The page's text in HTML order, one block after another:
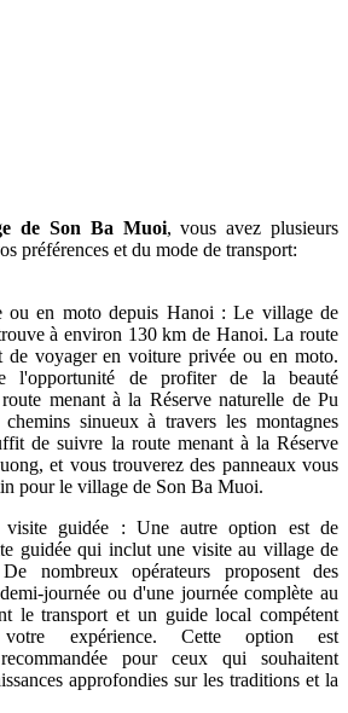
de Son Ba Muoi, vous avez plusieurs
préférences et du mode de transport:
ou en moto depuis Hanoi : Le village de
à environ 130 km de Hanoi. La route
de voyager en voiture privée ou en moto.
l'opportunité de profiter de la beauté
menant à la Réserve naturelle de Pu
sinueux à travers les montagnes
de suivre la route menant à la Réserve
et vous trouverez des panneaux vous
pour le village de Son Ba Muoi.
visite guidée : Une autre option est de
guidée qui inclut une visite au village de
nombreux opérateurs proposent des
journée ou d'une journée complète au
le transport et un guide local compétent
expérience. Cette option est
pour ceux qui souhaitent
approfondies sur les traditions et la